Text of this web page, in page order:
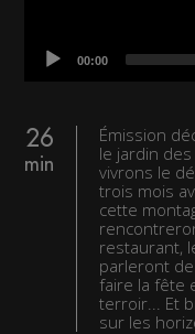
00:00
26
min
Émission
le jardin
vivrons le
trois mois
cette
restaurant,
parleront
faire la fête
terroir... Et
sur les